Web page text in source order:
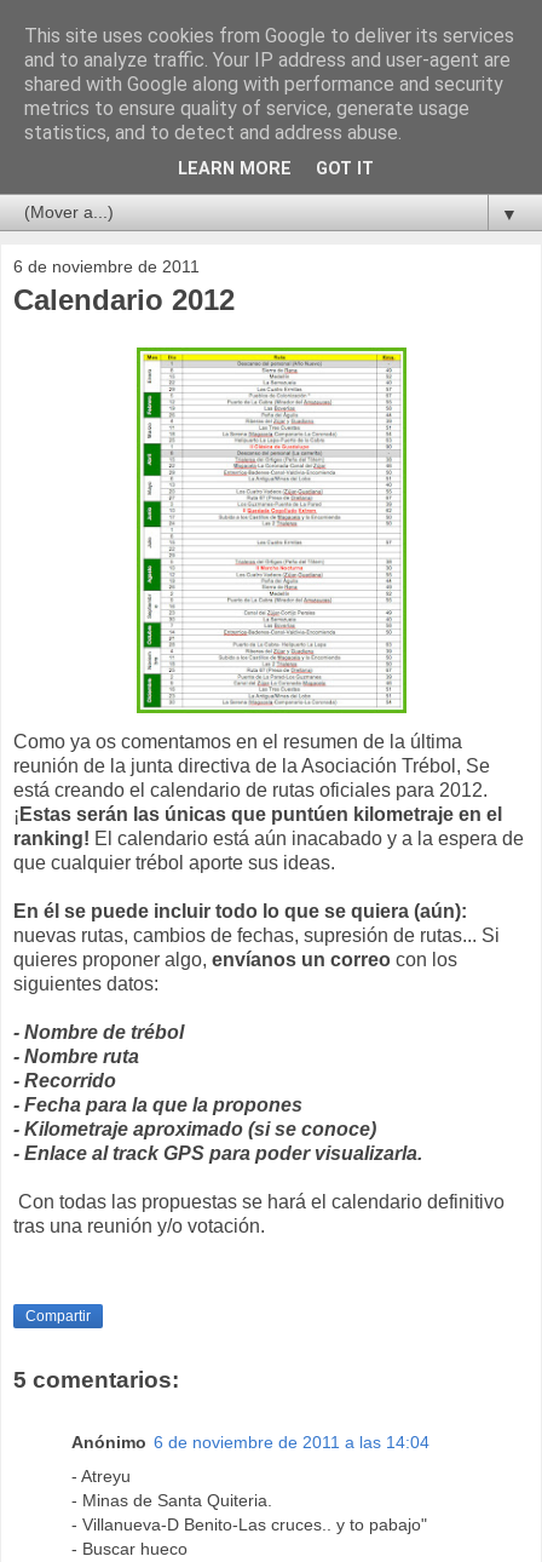
▼
6 de noviembre de 2011
Calendario 2012
Como ya os comentamos en el resumen de la última
reunión de la junta directiva de la Asociación Trébol, Se
está creando el calendario de rutas oficiales para 2012.
¡ Estas serán las únicas que puntúen kilometraje en el
ranking! El calendario está aún inacabado y a la espera de
que cualquier trébol aporte sus ideas.
En él se puede incluir todo lo que se quiera (aún):
nuevas rutas, cambios de fechas, supresión de rutas... Si
quieres proponer algo, envíanos un correo con los
siguientes datos:
- Nombre de trébol
- Nombre ruta
- Recorrido
- Fecha para la que la propones
- Kilometraje aproximado (si se conoce)
- Enlace al track GPS para poder visualizarla.
Con todas las propuestas se hará el calendario definitivo
tras una reunión y/o votación.
Compartir
5 comentarios:
Anónimo 6 de noviembre de 2011 a las 14:04
- Atreyu
- Minas de Santa Quiteria.
- Villanueva-D Benito-Las cruces.. y to pabajo"
- Buscar hueco
This site uses cookies from Google to deliver its services
and to analyze traffic. Your IP address and user-agent are
shared with Google along with performance and security
metrics to ensure quality of service, generate usage
statistics, and to detect and address abuse.
LEARN MORE GOT IT